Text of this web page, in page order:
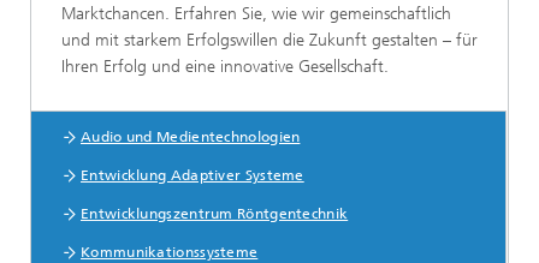
Marktchancen. Erfahren Sie, wie wir gemeinschaftlich
und mit starkem Erfolgswillen die Zukunft gestalten – für
Ihren Erfolg und eine innovative Gesellschaft.
Audio und Medientechnologien
Entwicklung Adaptiver Systeme
Entwicklungszentrum Röntgentechnik
Kommunikationssysteme